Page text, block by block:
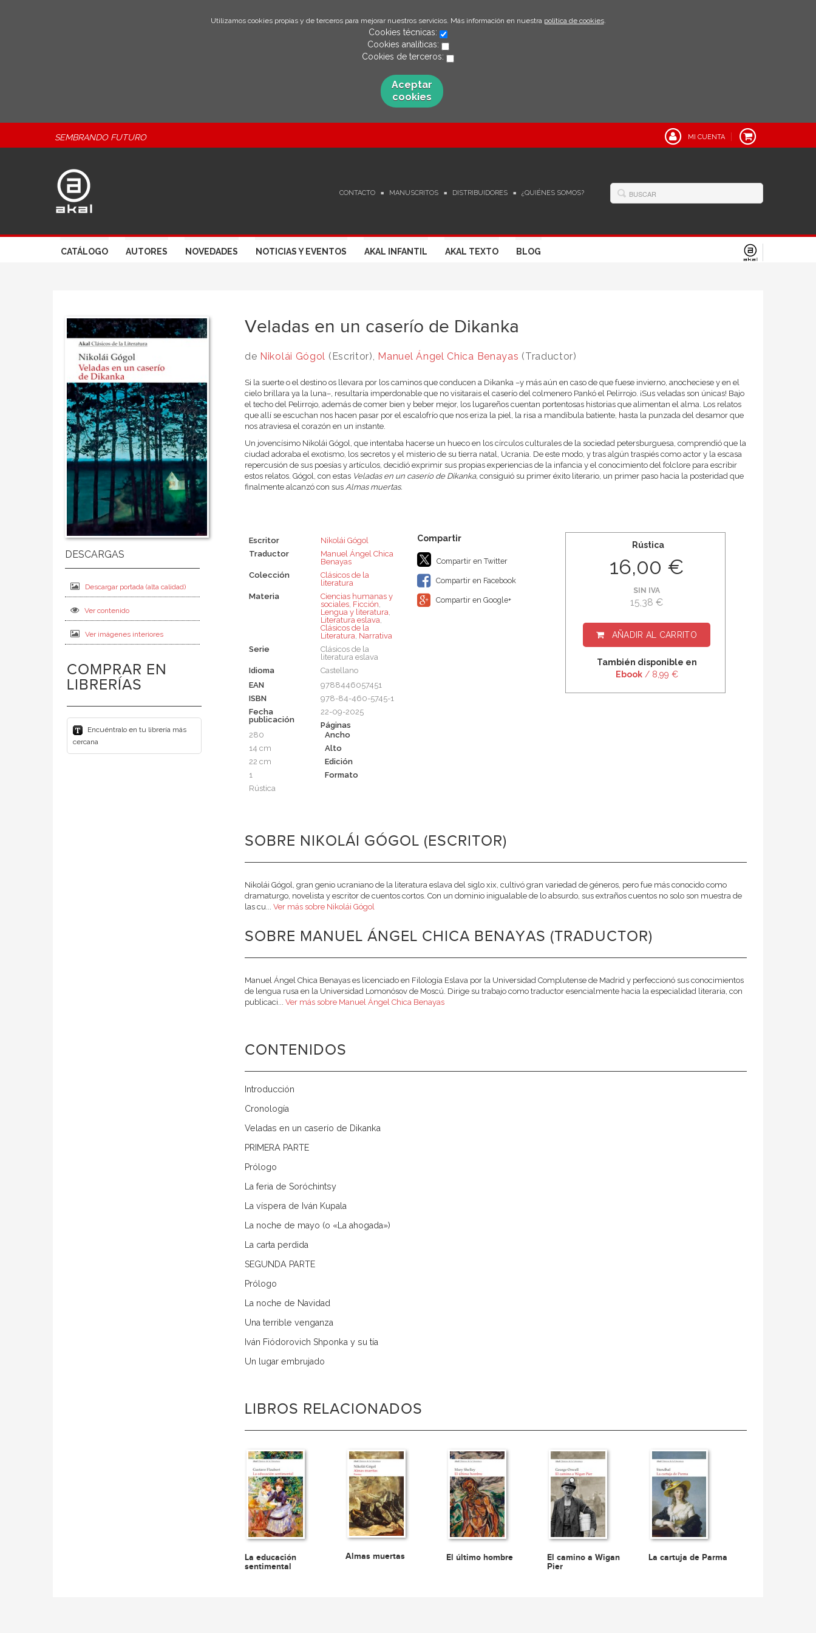
Utilizamos cookies propias y de terceros para mejorar nuestros servicios. Más información en nuestra política de cookies.
Cookies técnicas:
Cookies analíticas:
Cookies de terceros:
Aceptar
cookies
SEMBRANDO FUTURO MI CUENTA
CONTACTO MANUSCRITOS DISTRIBUIDORES ¿QUIÉNES SOMOS?
CATÁLOGO AUTORES NOVEDADES NOTICIAS Y EVENTOS AKAL INFANTIL AKAL TEXTO BLOG
Descargar portada (alta calidad)
Ver contenido
Ver imágenes interiores
COMPRAR EN
LIBRERÍAS
Encuéntralo en tu librería más
cercana
Veladas en un caserío de Dikanka
de Nikolái Gógol (Escritor), Manuel Ángel Chica Benayas (Traductor)
Si la suerte o el destino os llevara por los caminos que conducen a Dikanka –y más aún en caso de que fuese invierno, anocheciese y en el
cielo brillara ya la luna–, resultaría imperdonable que no visitarais el caserío del colmenero Pankó el Pelirrojo. ¡Sus veladas son únicas! Bajo
el techo del Pelirrojo, además de comer bien y beber mejor, los lugareños cuentan portentosas historias que alimentan el alma. Los relatos
que allí se escuchan nos hacen pasar por el escalofrío que nos eriza la piel, la risa a mandíbula batiente, hasta la punzada del desamor que
nos atraviesa el corazón en un instante.
Un jovencísimo Nikolái Gógol, que intentaba hacerse un hueco en los círculos culturales de la sociedad petersburguesa, comprendió que la
ciudad adoraba el exotismo, los secretos y el misterio de su tierra natal, Ucrania. De este modo, y tras algún traspiés como actor y la escasa
repercusión de sus poesías y artículos, decidió exprimir sus propias experiencias de la infancia y el conocimiento del folclore para escribir
estos relatos. Gógol, con estas Veladas en un caserío de Dikanka, consiguió su primer éxito literario, un primer paso hacia la posteridad que
finalmente alcanzó con sus Almas muertas.
Escritor
Nikolái Gógol
Traductor
Manuel Ángel Chica
Benayas
Colección
Clásicos de la
literatura
Materia
Ciencias humanas y
sociales, Ficción,
Lengua y literatura,
Literatura eslava,
Clásicos de la
Literatura, Narrativa
Serie
Clásicos de la
literatura eslava
Idioma
Castellano
EAN
9788446057451
ISBN
978-84-460-5745-1
Fecha
publicación
22-09-2025
Páginas
280
Ancho
14 cm
Alto
22 cm
Edición
1
Formato
Rústica
Compartir en Twitter
Compartir en Facebook
Compartir en Google+
Rústica
16,00 €
SIN IVA
15,38 €
AÑADIR AL CARRITO
También disponible en
Ebook/ 8,99 €
SOBRE NIKOLÁI GÓGOL (ESCRITOR)
Nikolái Gógol, gran genio ucraniano de la literatura eslava del siglo xix, cultivó gran variedad de géneros, pero fue más conocido como
dramaturgo, novelista y escritor de cuentos cortos. Con un dominio inigualable de lo absurdo, sus extraños cuentos no solo son muestra de
las cu... Ver más sobre Nikolái Gógol
SOBRE MANUEL ÁNGEL CHICA BENAYAS (TRADUCTOR)
Manuel Ángel Chica Benayas es licenciado en Filología Eslava por la Universidad Complutense de Madrid y perfeccionó sus conocimientos
de lengua rusa en la Universidad Lomonósov de Moscú. Dirige su trabajo como traductor esencialmente hacia la especialidad literaria, con
publicaci... Ver más sobre Manuel Ángel Chica Benayas
CONTENIDOS
Introducción
Cronología
Veladas en un caserío de Dikanka
PRIMERA PARTE
Prólogo
La feria de Soróchintsy
La víspera de Iván Kupala
La noche de mayo (o «La ahogada»)
La carta perdida
SEGUNDA PARTE
Prólogo
La noche de Navidad
Una terrible venganza
Iván Fiódorovich Shponka y su tía
Un lugar embrujado
LIBROS RELACIONADOS
La educación
sentimental
Almas muertas El último hombre
El camino a Wigan
Pier
La cartuja de Parma